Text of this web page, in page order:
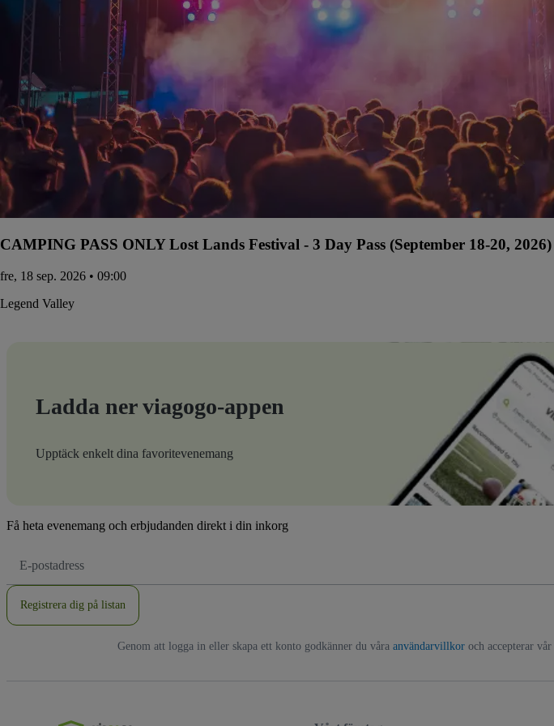
CAMPING PASS ONLY Lost Lands Festival - 3 Day Pass (September 18-20, 2026)
fre, 18 sep. 2026 • 09:00
Legend Valley
Ladda ner viagogo-appen
Upptäck enkelt dina favoritevenemang
Få heta evenemang och erbjudanden direkt i din inkorg
postadress
Registrera dig på listan
Genom att logga in eller skapa ett konto godkänner du våra användarvillkoroch accepterar vår